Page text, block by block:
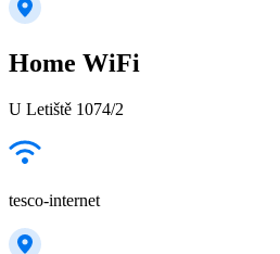
Home WiFi
U Letiště 1074/2
tesco-internet